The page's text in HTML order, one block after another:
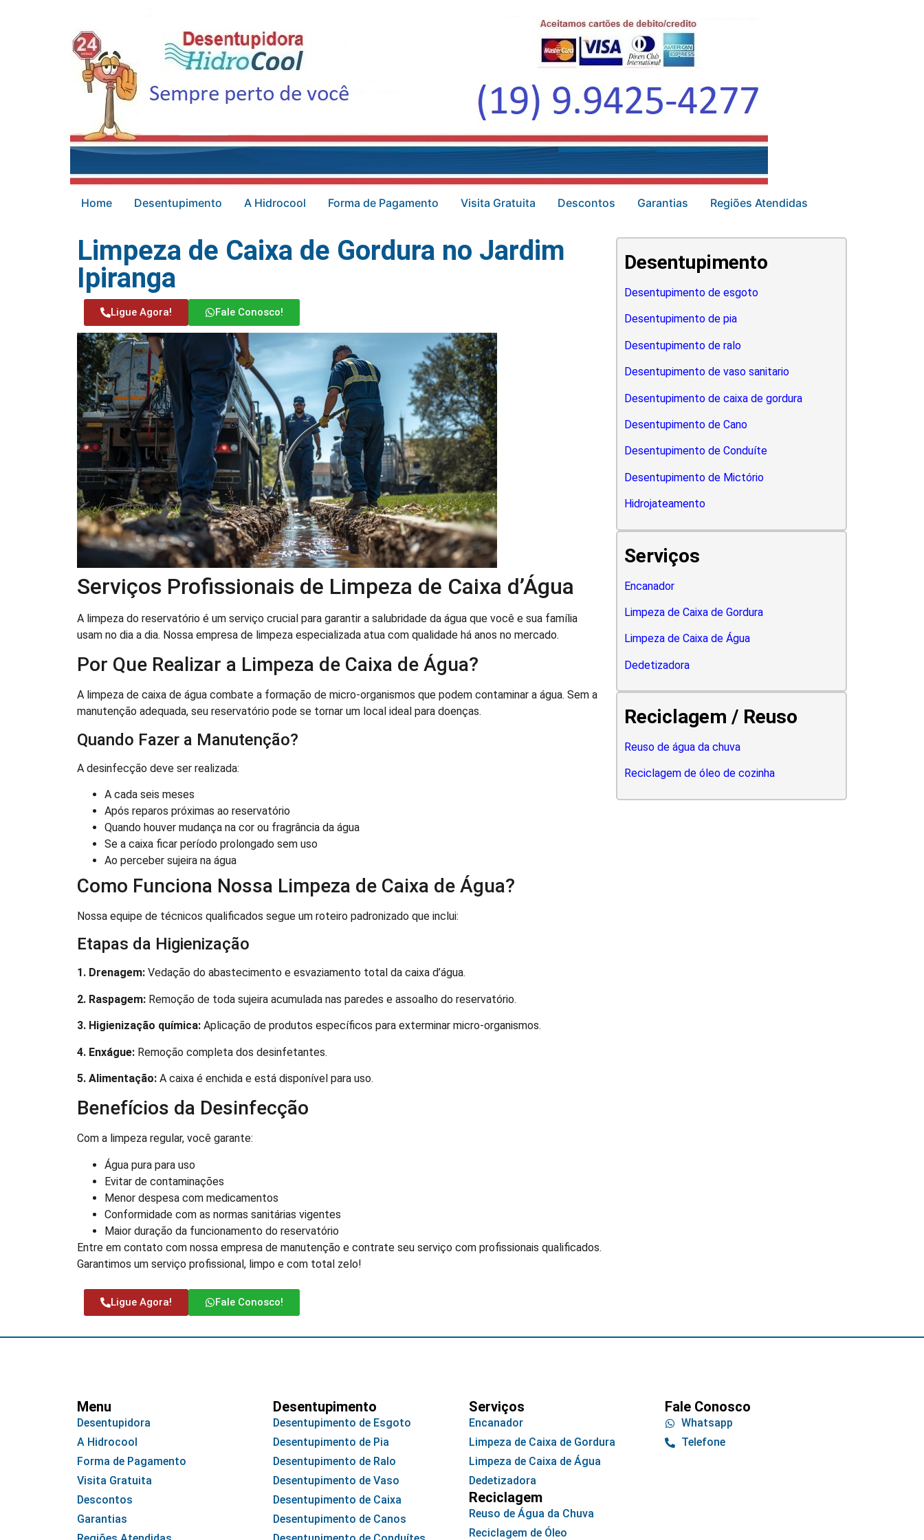
Home Desentupimento A Hidrocool Forma de Pagamento Visita Gratuita Descontos Garantias Regiões Atendidas
Limpeza de Caixa de Gordura no Jardim
Ipiranga
Ligue Agora! Fale Conosco!
Serviços Profissionais de Limpeza de Caixa d’Água
A limpeza do reservatório é um serviço crucial para garantir a salubridade da água que você e sua família
usam no dia a dia. Nossa empresa de limpeza especializada atua com qualidade há anos no mercado.
Por Que Realizar a Limpeza de Caixa de Água?
A limpeza de caixa de água combate a formação de micro-organismos que podem contaminar a água. Sem a
manutenção adequada, seu reservatório pode se tornar um local ideal para doenças.
Quando Fazer a Manutenção?
A desinfecção deve ser realizada:
A cada seis meses
Após reparos próximas ao reservatório
Quando houver mudança na cor ou fragrância da água
Se a caixa ficar período prolongado sem uso
Ao perceber sujeira na água
Como Funciona Nossa Limpeza de Caixa de Água?
Nossa equipe de técnicos qualificados segue um roteiro padronizado que inclui:
Etapas da Higienização
1. Drenagem: Vedação do abastecimento e esvaziamento total da caixa d’água.
2. Raspagem: Remoção de toda sujeira acumulada nas paredes e assoalho do reservatório.
3. Higienização química: Aplicação de produtos específicos para exterminar micro-organismos.
4. Enxágue: Remoção completa dos desinfetantes.
5. Alimentação: A caixa é enchida e está disponível para uso.
Benefícios da Desinfecção
Com a limpeza regular, você garante:
Água pura para uso
Evitar de contaminações
Menor despesa com medicamentos
Conformidade com as normas sanitárias vigentes
Maior duração da funcionamento do reservatório
Entre em contato com nossa empresa de manutenção e contrate seu serviço com profissionais qualificados.
Garantimos um serviço profissional, limpo e com total zelo!
Ligue Agora! Fale Conosco!
Desentupimento
Desentupimento de esgoto
Desentupimento de pia
Desentupimento de ralo
Desentupimento de vaso sanitario
Desentupimento de caixa de gordura
Desentupimento de Cano
Desentupimento de Conduíte
Desentupimento de Mictório
Hidrojateamento
Serviços
Encanador
Limpeza de Caixa de Gordura
Limpeza de Caixa de Água
Dedetizadora
Reciclagem / Reuso
Reuso de água da chuva
Reciclagem de óleo de cozinha
Menu
Desentupidora
A Hidrocool
Forma de Pagamento
Visita Gratuita
Descontos
Garantias
Desentupimento
Desentupimento de Esgoto
Desentupimento de Pia
Desentupimento de Ralo
Desentupimento de Vaso
Desentupimento de Caixa
Desentupimento de Canos
Serviços
Encanador
Limpeza de Caixa de Gordura
Limpeza de Caixa de Água
Dedetizadora
Reciclagem
Reuso de Água da Chuva
Reciclagem de Óleo
Fale Conosco
Whatsapp
Telefone